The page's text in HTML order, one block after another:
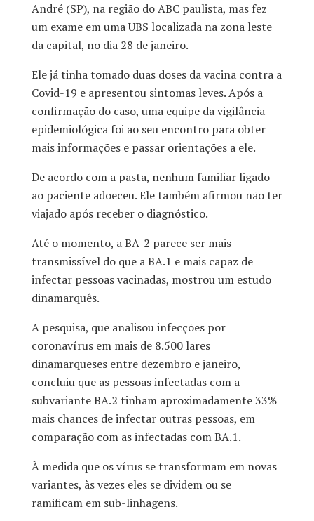
André (SP), na região do ABC paulista, mas fez
um exame em uma UBS localizada na zona leste
da capital, no dia 28 de janeiro.
Ele já tinha tomado duas doses da vacina contra a
Covid-19 e apresentou sintomas leves. Após a
confirmação do caso, uma equipe da vigilância
epidemiológica foi ao seu encontro para obter
mais informações e passar orientações a ele.
De acordo com a pasta, nenhum familiar ligado
ao paciente adoeceu. Ele também afirmou não ter
viajado após receber o diagnóstico.
Até o momento, a BA-2 parece ser mais
transmissível do que a BA.1 e mais capaz de
infectar pessoas vacinadas, mostrou um estudo
dinamarquês. ​
A pesquisa, que analisou infecções por
coronavírus em mais de 8.500 lares
dinamarqueses entre dezembro e janeiro,
concluiu que as pessoas infectadas com a
subvariante BA.2 tinham aproximadamente 33%
mais chances de infectar outras pessoas, em
comparação com as infectadas com BA.1.
À medida que os vírus se transformam em novas
variantes, às vezes eles se dividem ou se
ramificam em sub-linhagens.